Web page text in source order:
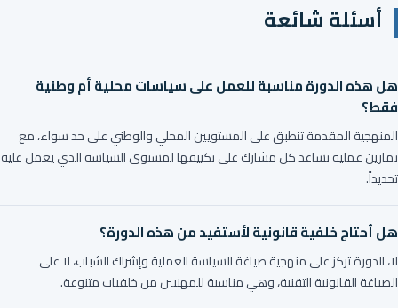
أسئلة شائعة
هل هذه الدورة مناسبة للعمل على سياسات محلية أم وطنية
فقط؟
المنهجية المقدمة تنطبق على المستويين المحلي والوطني على حد سواء، مع
تمارين عملية تساعد كل مشارك على تكييفها لمستوى السياسة الذي يعمل عليه
تحديداً.
هل أحتاج خلفية قانونية لأستفيد من هذه الدورة؟
لا، الدورة تركز على منهجية صياغة السياسة العملية وإشراك الشباب، لا على
الصياغة القانونية التقنية، وهي مناسبة للمهنيين من خلفيات متنوعة.